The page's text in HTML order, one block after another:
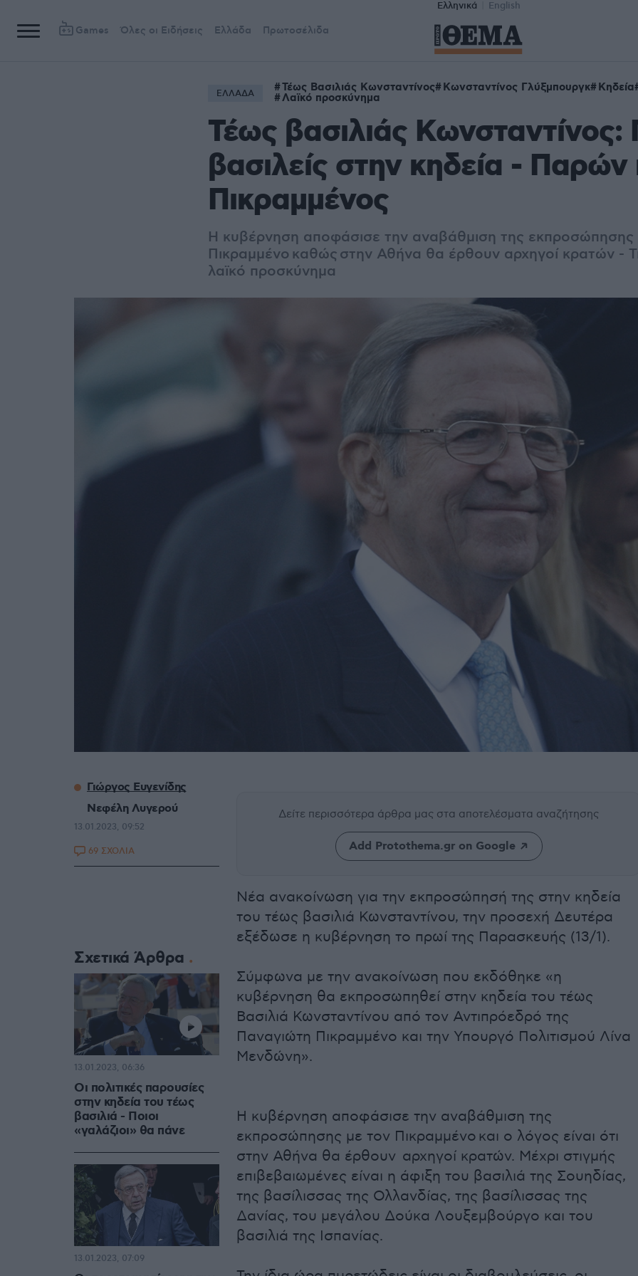
Ελληνικά English
Games Όλες οι Ειδήσεις Ελλάδα Πρωτοσέλιδα
ΕΛΛΑΔΑ Τέως Βασιλιάς Κωνσταντίνος Κωνσταντίνος Γλύξμπουργκ Κηδεία
Λαϊκό προσκύνημα
Τέως βασιλιάς Κωνσταντίνος:
βασιλείς στην κηδεία - Παρών
Πικραμμένος
Η κυβέρνηση αποφάσισε την αναβάθμιση της
Πικραμμένο καθώς στην Αθήνα θα έρθουν αρχηγοί κρατών -
λαϊκό προσκύνημα
Δείτε περισσότερα άρθρα μας στα αποτελέσματα αναζήτησης
Add Protothema.gr on Google
Νέα ανακοίνωση για την εκπροσώπησή της στην κηδεία
του τέως βασιλιά Κωνσταντίνου, την προσεχή Δευτέρα
εξέδωσε η κυβέρνηση το πρωί της Παρασκευής (13/1).
Σύμφωνα με την ανακοίνωση που εκδόθηκε «η
κυβέρνηση θα εκπροσωπηθεί στην κηδεία του τέως
Βασιλιά Κωνσταντίνου από τον Αντιπρόεδρό της
Παναγιώτη Πικραμμένο και την Υπουργό Πολιτισμού Λίνα
Μενδώνη».
Η κυβέρνηση αποφάσισε την αναβάθμιση της
εκπροσώπησης με τον Πικραμμένο και ο λόγος είναι ότι
στην Αθήνα θα έρθουν αρχηγοί κρατών. Μέχρι στιγμής
επιβεβαιωμένες είναι η άφιξη του βασιλιά της Σουηδίας,
της βασίλισσας της Ολλανδίας, της βασίλισσας της
Δανίας, του μεγάλου Δούκα Λουξεμβούργο και του
βασιλιά της Ισπανίας.
Γιώργος Ευγενίδης
Νεφέλη Λυγερού
13.01.2023, 09:52
69 ΣΧΟΛΙΑ
Σχετικά Άρθρα
Οι πολιτικές παρουσίες
στην κηδεία του τέως
βασιλιά - Ποιοι
«γαλάζιοι» θα πάνε
13.01.2023, 06:36
13.01.2023, 07:09